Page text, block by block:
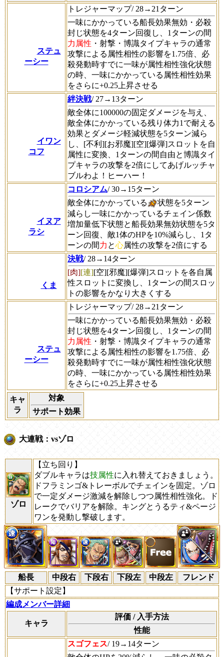
ステュ
ーシー
トレジャーマップ/ 28→21ターン
一味にかかっている船長効果無効・必殺
封じ状態を4ターン回復し、1ターンの間
力属性 ・射撃・博識タイプキャラの通常
攻撃による属性相性の影響を1.75倍、必
殺発動時すでに一味が属性相性強化状態
の時、一味にかかっている属性相性効果
をさらに+0.25上昇させる
イワン
コフ
絆決戦/ 27→13ターン
敵全体に100000の固定ダメージを与え、
敵全体にかかっている残り体力1で耐える
効果とダメージ軽減状態を5ターン減ら
し、[不利][お邪魔][空][爆弾]スロットを自
属性に変換、1ターンの間自由と博識タイ
プキャラの攻撃を2倍にしてあげルッチャ
ブルわよ！ヒーハー！
イヌア
ラシ
コロシアム/ 30→15ターン
敵全体にかかっている
状態を5ターン
減らし一味にかかっているチェイン係数
増加量低下状態と船長効果無効状態を5タ
ーン回復、敵1体のHPを10%減らし、1タ
ーンの間力 と心属性の攻撃を2倍にする
くま
決戦/ 28→14ターン
[肉][連][空][邪魔][爆弾]スロットを各自属
性スロットに変換し、1ターンの間スロッ
トの影響をかなり大きくする
ステュ
ーシー
トレジャーマップ/ 28→21ターン
一味にかかっている船長効果無効・必殺
封じ状態を4ターン回復し、1ターンの間
力属性 ・射撃・博識タイプキャラの通常
攻撃による属性相性の影響を1.75倍、必
殺発動時すでに一味が属性相性強化状態
の時、一味にかかっている属性相性効果
をさらに+0.25上昇させる
キャ
ラ
対象
サポート効果
大連戦：vsゾロ
ゾロ
【立ち回り】
ダブルキャラは技属性に入れ替えておきましょう。
ドフラミンゴ&トレーボルでチェインを固定。ゾロ
で一定ダメージ激減を解除しつつ属性相性強化。ド
レークでバリアを解除。キングとうるティ&ページ
ワンを発動し撃破します。
船長 中段右 下段右 下段左 中段左
フレンド
【サポート設定】
編成メンバー詳細
キャラ
評価 / 入手方法
性能
スゴフェス/ 19→14ターン